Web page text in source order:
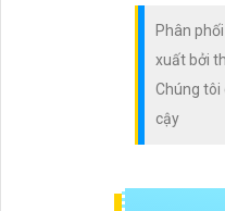
Phân
xuất bởi
Chúng tôi
cậy